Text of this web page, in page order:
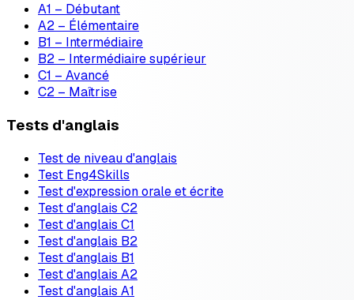
A1 – Débutant
A2 – Élémentaire
B1 – Intermédiaire
B2 – Intermédiaire supérieur
C1 – Avancé
C2 – Maîtrise
Tests d'anglais
Test de niveau d'anglais
Test Eng4Skills
Test d'expression orale et écrite
Test d'anglais C2
Test d'anglais C1
Test d'anglais B2
Test d'anglais B1
Test d'anglais A2
Test d'anglais A1